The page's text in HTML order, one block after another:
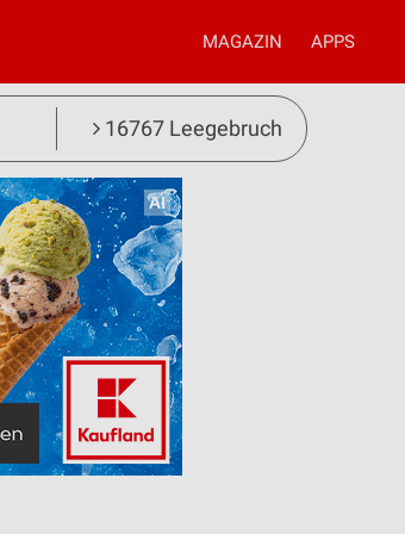
MAGAZIN APPS
16767 Leegebruch